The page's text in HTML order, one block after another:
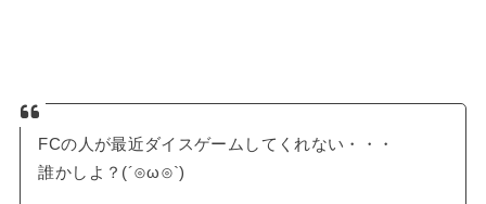
FCの人が最近ダイスゲームしてくれない・・・
誰かしよ？(´⊙ω⊙`)